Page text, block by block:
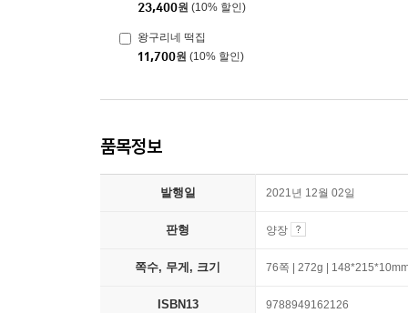
23,400원 (10% 할인)
왕구리네 떡집
11,700원 (10% 할인)
품목정보
발행일 2021년 12월 02일
판형 양장
쪽수, 무게, 크기 76쪽 | 272g |
ISBN13 9788949162126